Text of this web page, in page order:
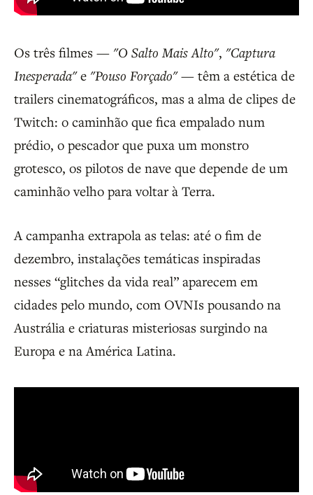
Os três filmes — "O Salto Mais Alto", "Captura
Inesperada"e "Pouso Forçado"— têm a estética de
trailers cinematográficos, mas a alma de clipes de
Twitch: o caminhão que fica empalado num
prédio, o pescador que puxa um monstro
grotesco, os pilotos de nave que depende de um
caminhão velho para voltar à Terra.
A campanha extrapola as telas: até o fim de
dezembro, instalações temáticas inspiradas
nesses “glitches da vida real” aparecem em
cidades pelo mundo, com OVNIs pousando na
Austrália e criaturas misteriosas surgindo na
Europa e na América Latina.